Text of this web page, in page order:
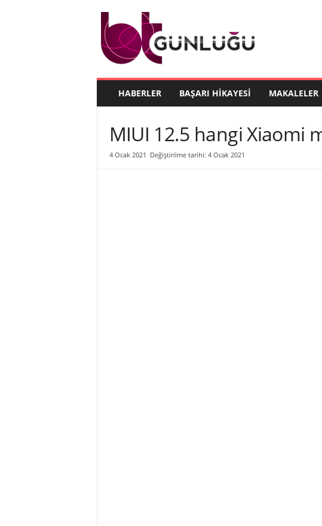
B
HABERLER BAŞARI HIKAYESI MAKALELER
MIUI 12.5 hangi Xiaomi
4 Ocak 2021 Değiştirilme tarihi: 4 Ocak 2021